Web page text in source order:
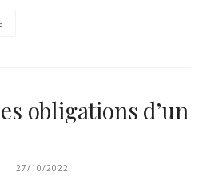
obligations d’un
27/10/2022